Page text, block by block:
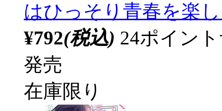
はひっそり青春を楽
¥792(税込) 24ポイン
発売
在庫限り